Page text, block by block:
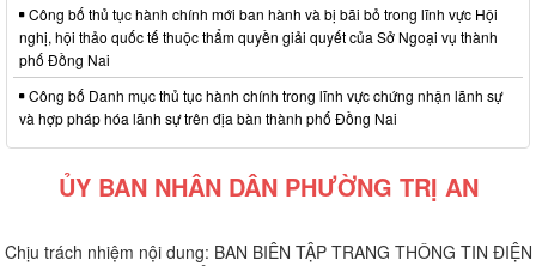
Công bố thủ tục hành chính mới ban hành và bị bãi bỏ trong lĩnh vực Hội
nghị, hội thảo quốc tế thuộc thẩm quyền giải quyết của Sở Ngoại vụ thành
phố Đồng Nai
Công bố Danh mục thủ tục hành chính trong lĩnh vực chứng nhận lãnh sự
và hợp pháp hóa lãnh sự trên địa bàn thành phố Đồng Nai
ỦY BAN NHÂN DÂN PHƯỜNG TRỊ AN
Chịu trách nhiệm nội dung: BAN BIÊN TẬP TRANG THÔNG TIN ĐIỆN